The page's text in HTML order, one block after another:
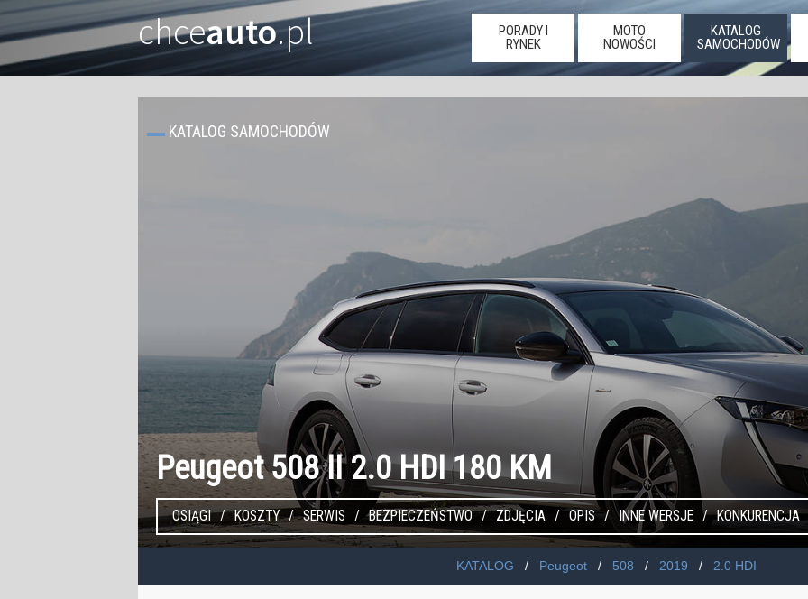
chceauto.pl
PORADY I
RYNEK
MOTO
NOWOŚCI
KATALOG
SAMOCHODÓW
Peugeot 508 II 2.0 HDI 180 KM
KATALOG SAMOCHODÓW
OSIĄGI KOSZTY SERWIS BEZPIECZEŃSTWO ZDJĘCIA OPIS INNE WERSJE KONKURENCJA
KATALOG Peugeot 508 2019 2.0 HDI